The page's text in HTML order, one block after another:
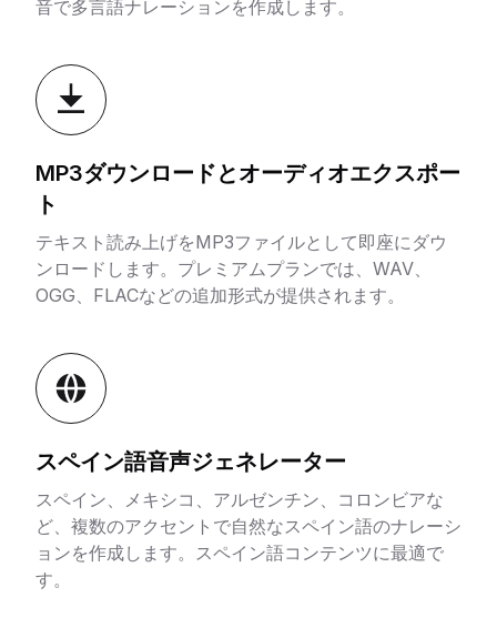
音で多言語ナレーションを作成します。
MP3ダウンロードとオーディオエクスポー
ト
テキスト読み上げをMP3ファイルとして即座にダウ
ンロードします。プレミアムプランでは、WAV、
OGG、FLACなどの追加形式が提供されます。
スペイン語音声ジェネレーター
スペイン、メキシコ、アルゼンチン、コロンビアな
ど、複数のアクセントで自然なスペイン語のナレーシ
ョンを作成します。スペイン語コンテンツに最適で
す。